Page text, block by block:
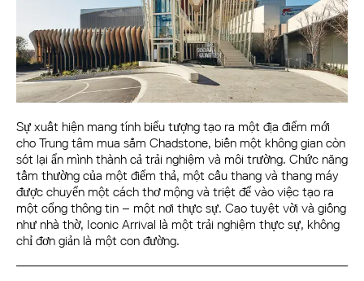
Sự xuất hiện mang tính biểu tượng tạo ra một địa điểm mới
cho Trung tâm mua sắm Chadstone, biến một không gian còn
sót lại ẩn mình thành cả trải nghiệm và môi trường. Chức năng
tầm thường của một điểm thả, một cầu thang và thang máy
được chuyển một cách thơ mộng và triệt để vào việc tạo ra
một cổng thông tin – một nơi thực sự. Cao tuyệt vời và giống
như nhà thờ, Iconic Arrival là một trải nghiệm thực sự, không
chỉ đơn giản là một con đường.